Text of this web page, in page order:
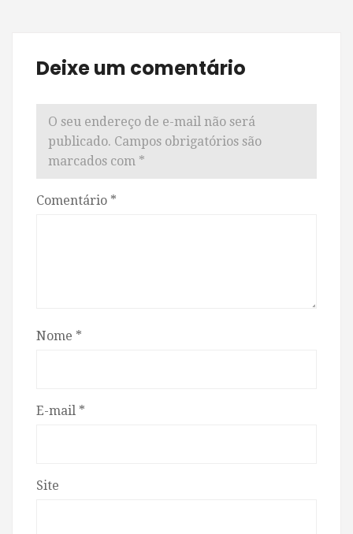
Deixe um comentário
O seu endereço de e-mail não será
publicado. Campos obrigatórios são
marcados com *
Comentário *
Nome *
E-mail *
Site